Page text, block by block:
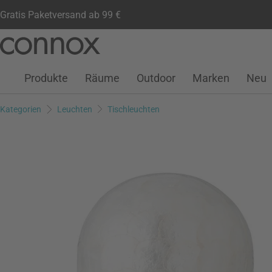
Gratis Paketversand ab 99 €
Seiteninhalt
Suchfeld
Kundenkonto
Wunschliste
Warenkorb
Produkte Räume Outdoor Marken Neu
Kategorien Leuchten Tischleuchten